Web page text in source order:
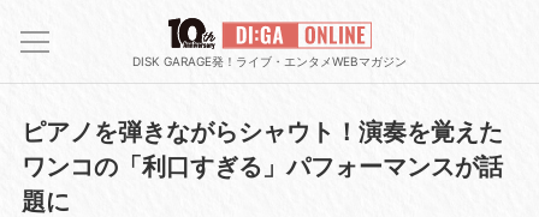
DISK GARAGE発！ライブ・エンタメWEBマガジン
ピアノを弾きながらシャウト！演奏を覚えた
ワンコの「利口すぎる」パフォーマンスが話
題に